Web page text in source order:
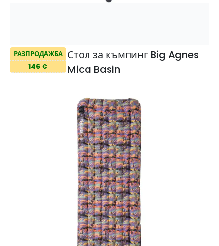
РАЗПРОДАЖБА
146 €
Стол за къмпинг Big Agnes
Mica Basin